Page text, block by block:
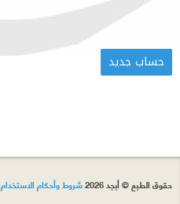
حقوق الطبع © أبجد 2026 شروط وأحكام الاستخدام